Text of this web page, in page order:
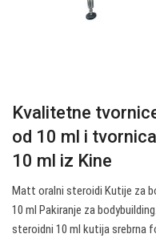
Kvalitetne
od 10 ml i
10 ml iz Kine
Matt oralni steroidi Kutije za
10 ml Pakiranje za
steroidni 10 ml kutija srebrna